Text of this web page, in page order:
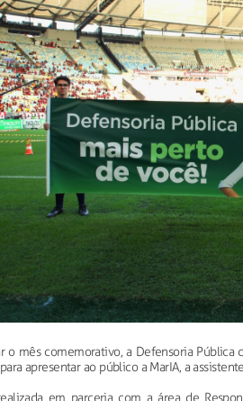
o mês comemorativo, a Defensoria
apresentar ao público a MarIA, a
em parceria com a área de